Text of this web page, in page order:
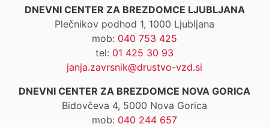
DNEVNI CENTER ZA BREZDOMCE LJUBLJANA
Plečnikov podhod 1, 1000 Ljubljana
mob: 040 753 425
tel: 01 425 30 93
janja.zavrsnik@drustvo-vzd.si
DNEVNI CENTER ZA BREZDOMCE NOVA GORICA
Bidovčeva 4, 5000 Nova Gorica
mob: 040 244 657